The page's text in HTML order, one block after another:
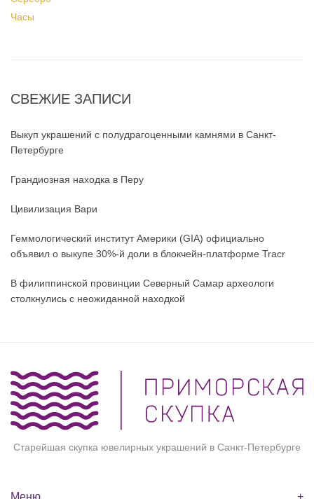
Часы
СВЕЖИЕ ЗАПИСИ
Выкуп украшений с полудрагоценными камнями в Санкт-
Петербурге
Грандиозная находка в Перу
Цивилизация Вари
Геммологический институт Америки (GIA) официально
объявил о выкупе 30%-й доли в блокчейн-платформе Tracr
В филиппинской провинции Северный Самар археологи
столкнулись с неожиданной находкой
Старейшая скупка ювелирных украшений в Санкт-Петербурге
Меню +